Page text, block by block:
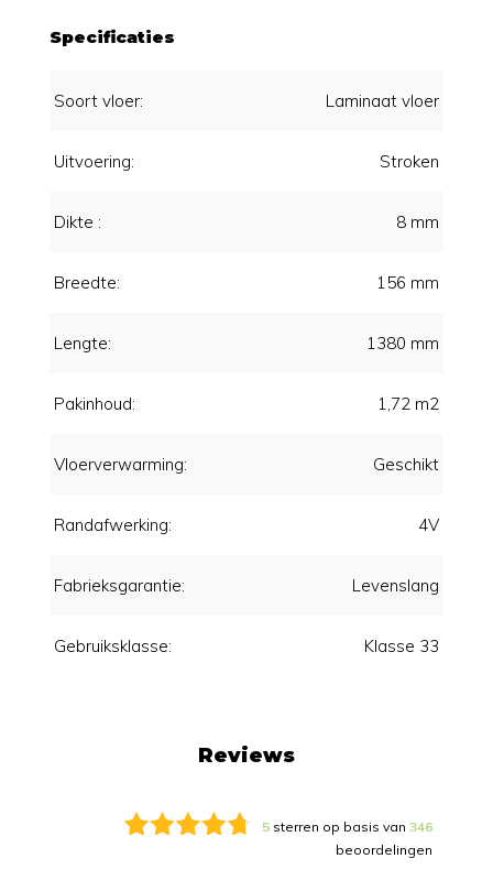
Specificaties
Soort vloer: Laminaat vloer
Uitvoering: Stroken
Dikte : 8 mm
Breedte: 156 mm
Lengte: 1380 mm
Pakinhoud: 1,72 m2
Vloerverwarming: Geschikt
Randafwerking: 4V
Fabrieksgarantie: Levenslang
Gebruiksklasse: Klasse 33
Reviews
5 sterren op basis van 346
beoordelingen